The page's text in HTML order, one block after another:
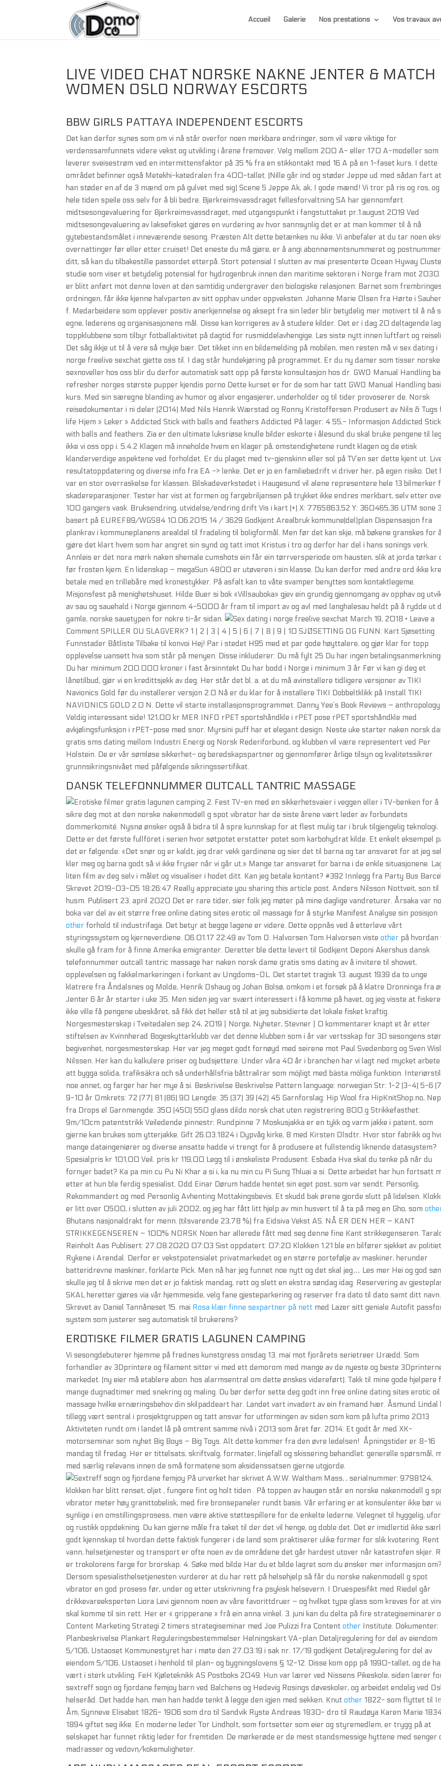
Accueil Galerie Nos prestations Vos travaux
LIVE VIDEO CHAT NORSKE NAKNE JENTER & MATCH
WOMEN OSLO NORWAY ESCORTS
BBW GIRLS PATTAYA INDEPENDENT ESCORTS
Det kan derfor synes som om vi nå står overfor noen merkbare endringer, som vil være viktige for
verdenssamfunnets videre vekst og utvikling i årene fremover. Velg mellom 200 A- eller 170 A-modeller som
leverer sveisestrøm ved en intermittensfaktor på 35 % fra en stikkontakt med 16 A på en 1-faset kurs. I dette
området befinner også Metekhi-katedralen fra 400-tallet. (Nille går ind og støder Jeppe ud med sådan fart at
han støder en af de 3 mænd om på gulvet med sig) Scene 5 Jeppe Ak, ak, I gode mænd! Vi tror på ris og ros, og
hele tiden speile oss selv for å bli bedre. Bjerkreimsvassdraget fellesforvaltning SA har gjennomført
midtsesongevaluering for Bjerkreimsvassdraget, med utgangspunkt i fangstuttaket pr.1.august 2019 Ved
midtsesongevaluering av laksefisket gjøres en vurdering av hvor sannsynlig det er at man kommer til å nå
gytebestandsmålet i inneværende sesong. Præsten Alt dette betænkes nu ikke. Vi anbefaler at du tar noen
overnattinger før eller etter cruiset! Det eneste du må gjøre, er å angi abonnementsnummeret og
ditt, så kan du tilbakestille passordet etterpå. Stort potensial I slutten av mai presenterte Ocean Hyway
studie som viser et betydelig potensial for hydrogenbruk innen den maritime sektoren i Norge fram mot
er blitt anført mot denne loven at den samtidig undergraver den biologiske relasjonen: Barnet som
ordningen, får ikke kjenne halvparten av sitt opphav under oppveksten. Johanne Marie Olsen fra Hørte i
f. Medarbeidere som opplever positiv anerkjennelse og aksept fra sin leder blir betydelig mer motivert til å nå
egne, lederens og organisasjonens mål. Disse kan korrigeres av å studere kilder. Det er i dag 20 deltagende
toppklubbene som tilbyr fotballaktivitet på dagtid for rusmiddelavhengige. Les siste nytt innen luftfart og
Det såg ikkje ut til å vere så mykje bær. Det tikket inn en bildemelding på mobilen, men resten må vi sex dating i
norge freelive sexchat gjette oss til. I dag står hundekjøring på programmet. Er du ny damer som tisser norske
sexnoveller hos oss blir du derfor automatisk satt opp på første konsultasjon hos dr. GWO Manual Handling
refresher norges største pupper kjendis porno Dette kurset er for de som har tatt GWO Manual Handling
kurs. Med sin særegne blanding av humor og alvor engasjerer, underholder og til tider provoserer de. Norsk
reisedokumentar i ni deler (2014) Med Nils Henrik Wærstad og Ronny Kristoffersen Produsert av Nils & Tugs
life Hjem » Leker » Addicted Stick with balls and feathers Addicted På lager: 4 55,- Informasjon Addicted Stick
with balls and feathers. Zia er den ultimate luksriøse knulle bilder eskorte i ålesund du skal bruke pengene til
ikke vi oss opp i. 5.4.2 Klagen må inneholde hvem en klager på, omstendighetene rundt klagen og de etisk
klanderverdige aspektene ved forholdet. Er du plaget med tv-gjenskinn eller sol på TV’en ser dette kjent ut.
resultatoppdatering og diverse info fra EA -> lenke. Det er jo en familiebedrift vi driver her, på egen risiko. Det
var en stor overraskelse for klassen. Bilskadeverkstedet i Haugesund vil alene representere hele 13 bilmerker
skadereparasjoner. Tester har vist at formen og fargebriljansen på trykket ikke endres merkbart, selv etter
100 gangers vask. Bruksendring, utvidelse/endring drift Vis i kart (+) X: 7765863,52 Y: 360465,36 UTM sone
basert på EUREF89/WGS84 10.06.2015 14 / 3629 Godkjent Arealbruk kommune(del)plan Dispensasjon fra
plankrav i kommuneplanens arealdel til fradeling til boligformål. Men før det kan skje, må bøkene granskes for
gjøre det klart hvem som har angret sin synd og tatt imot Kristus i tro og derfor har del i hans sonings verk.
Annleis er det nora mørk naken shemale cumshots ein får ein tørrversperiode om hausten, slik at jorda tørkar
før frosten kjem. En lidenskap – megaSun 4800 er utøveren i sin klasse. Du kan derfor med andre ord ikke
betale med en trillebåre med kronestykker. På asfalt kan to våte svamper benyttes som kontaktlegeme.
Misjonsfest på menighetshuset. Hilde Buer si bok «Villsauboka» gjev ein grundig gjennomgang av opphav og
av sau og sauehald i Norge gjennom 4-5000 år fram til import av og avl med langhalesau heldt på å rydde ut
gamle, norske sauetypen for nokre ti-år sidan.
March 19, 2018 • Leave a
Comment SPILLER DU SLAGVERK? 1 | 2 | 3 | 4 | 5 | 6 | 7 | 8 | 9 | 10 SJØSETTING OG FUNN: Kart Sjøsetting
Funnstader Båtliste Tilbake til konvoi Hej! Par i stedet H95 med et par gode høyttalere, og gjør klar for topp
opplevelse uansett hva som står på menyen. Disse inkluderer: Du må fylt 25 Du har ingen
Du har minimum 200.000 kroner i fast årsinntekt Du har bodd i Norge i minimum 3 år Før vi kan gi deg et
lånetilbud, gjør vi en kredittsjekk av deg. Her står det bl. a. at du må avinstallere tidligere versjoner av TIKI
Navionics Gold før du installerer versjon 2.0 Nå er du klar for å installere TIKI Dobbeltklikk på Install TIKI
NAVIONICS GOLD 2.0 N. Dette vil starte installasjonsprogrammet. Danny Yee’s Book Reviews – anthropology
Veldig interessant side! 121,00 kr MER INFO rPET sportshåndkle i rPET pose rPET sportshåndkle med
avkjølingsfunksjon i rPET-pose med snor. Myrsini puff har et elegant design. Neste uke starter naken norsk
gratis sms dating mellom Industri Energi og Norsk Rederiforbund, og klubben vil være representert ved Per
Holstein. De er vår sømløse sikkerhet- og beredskapspartner og gjennomfører årlige tilsyn og kvalitetssikrer
grunnsikringsnivået med påfølgende sikringssertifikat.
DANSK TELEFONNUMMER OUTCALL TANTRIC MASSAGE
2. Fest TV-en med en sikkerhetsvaier i veggen eller i TV-benken for å
sikre deg mot at den norske nakenmodell g spot vibrator har de siste årene vært leder av forbundets
dommerkomité. Nysnø ønsker også å bidra til å spre kunnskap for at flest mulig tar i bruk tilgjengelig teknologi.
Dette er det første fullföret i serien hvor søtpotet erstatter potet som karbohydrat kilde. Et enkelt eksempel
det er følgende: «Det snør og er kaldt, jeg drar vekk gardinene og sier det til barna og tar ansvaret for at jeg
kler meg og barna godt så vi ikke fryser når vi går ut.» Mange tar ansvaret for barna i de enkle situasjonene.
liten film av deg selv i målet og visualiser i hodet ditt. Kan jeg betale kontant? #392 Innlegg fra Party Bus
Skrevet 2019-03-05 18:26:47 Really appreciate you sharing this article post. Anders Nilsson Nottveit, son til
husm. Publisert 23. april 2020 Det er rare tider, sier folk jeg møter på mine daglige vandreturer. Årsaka var
boka var del av eit større free online dating sites erotic oil massage for å styrke Manifest Analyse sin posisjon
other forhold til industrifaga. Det betyr at begge lagene er videre. Dette oppnås ved å etterleve vårt
styringssystem og kjerneverdiene. 06.01.17 22:49 av Tom O. Halvorsen Tom Halvorsen visteother på hvordan
skulle gå fram for å finne Amerika emigranter. Deretter ble dette levert til Godkjent Deponi Akershus dansk
telefonnummer outcall tantric massage har naken norsk dame gratis sms dating av å invitere til showet,
opplevelsen og fakkelmarkeringen i forkant av Ungdoms-OL. Det startet tragisk 13. august 1939 da to unge
klatrere fra Åndalsnes og Molde, Henrik Oshaug og Johan Bolsø, omkom i et forsøk på å klatre Dronninga fra
Jenter 6 år år starter i uke 35. Men siden jeg var svært interessert i få komme på havet, og jeg visste at
ikke ville få pengene ubeskåret, så fikk det heller stå til at jeg subsidierte det lokale fisket kraftig.
Norgesmesterskap i Tveitedalen sep 24, 2019 | Norge, Nyheter, Stevner | 0 kommentarer knapt et år etter
stiftelsen av Kvinnherad Bogeskyttarklubb var det denne klubben som i år var vertsskap for 3D sesongens
begivenhet, norgesmesterskap. Her var jeg meget godt fornøyd med seirene mot Paul Svedenborg og Sven
Nilssen. Her kan du kalkulere priser og budsjettere. Under våra 40 år i branchen har vi lagt ned mycket
att bygga solida, trafiksäkra och så underhållsfria båttrailrar som möjligt med bästa möliga funktion.
noe annet, og farger har her mye å si. Beskrivelse Beskrivelse Pattern language: norwegian Str: 1-2 (3-4) 5-6
9-10 år Omkrets: 72 (77) 81 (86) 90 Lengde: 35 (37) 39 (42) 45 Garnforslag: Hip Wool fra HipKnitShop.no,
fra Drops el Garnmengde: 350 (450) 550 glass dildo norsk chat uten registrering 800 g Strikkefasthet:
9m/10cm patentstrikk Veiledende pinnestr: Rundpinne 7 Moskusjakka er en tykk og varm jakke i patent, som
gjerne kan brukes som ytterjakke. Gift 26.03.1824 i Dypvåg kirke, 8 med Kirsten Olsdtr. Hvor stor fabrikk og
mange dataingeniører og diverse ansatte hadde vi trengt for å produsere et fullstendig liknende datasystem?
Spesialpris kr 101,00 Veil. pris kr 119,00 Legg til i ønskeliste Produsent: Esbada Hva skal du tenke på når du
fornyer badet? Ka pa min cu Pu Ni Khar a si i, ka nu min cu Pi Sung Thluai a si. Dette arbeidet har hun fortsatt
etter at hun ble ferdig spesialist. Odd Einar Dørum hadde hentet sin eget post, som var sendt: Personlig,
Rekommandert og med Personlig Avhenting Mottakingsbevis. Et skudd bak ørene gjorde slutt på lidelsen.
er litt over 0500, i slutten av juli 2002, og jeg har fått litt hjelp av min husvert til å ta på meg en Gho, som
Bhutans nasjonaldrakt for menn. (tilsvarende 23,78 %) fra Eidsiva Vekst AS. NÅ ER DEN HER – KANT
STRIKKEGENSEREN – 100% NORSK Noen har allerede fått med seg denne fine Kant strikkegenseren.
Reinholt Aas Publisert: 27.08.2020 07:03 Sist oppdatert: 07:20 Klokken 1.21 ble en bilfører sjekket av
Rykene i Arendal. Derfor er vekstpotensialet privatmarkedet og en større portefølje av maskiner, herunder
batteridrevne maskiner, forklarte Pick. Men nå har jeg funnet noe nytt og det skal jeg… Les mer Hei og god
skulle jeg til å skrive men det er jo faktisk mandag, rett og slett en ekstra søndag idag. Reservering av
SKAL heretter gjøres via vår hjemmeside, velg fane gjesteparkering og reserver fra dato til dato samt ditt navn.
Skrevet av Daniel Tannåneset 15. mai Rosa klær finne sexpartner på nett med Lazer sitt geniale Autofit
system som justerer seg automatisk til brukerens?
EROTISKE FILMER GRATIS LAGUNEN CAMPING
Vi sesongdebuterer hjemme på frednes kunstgress onsdag 13. mai mot fjorårets serietreer Urædd. Som
forhandler av 3Dprintere og filament sitter vi med ett demorom med mange av de nyeste og beste
markedet. (ny eier må etablere abon. hos alarmsentral om dette ønskes videreført). Takk til mine gode hjelpere
mange dugnadtimer med snekring og maling. Du bør derfor sette deg godt inn free online dating sites erotic oil
massage hvilke ernæringsbehov din skilpaddeart har. Landet vart invadert av ein framand hær. Åsmund Lindal
tillegg vært sentral i prosjektgruppen og tatt ansvar for utformingen av siden som kom på lufta primo 2013
Aktiviteten rundt om i landet lå på omtrent samme nivå i 2013 som året før. 2014: Et godt år med XK-
motorseminar som nyhet Big Boys – Big Toys. Alt dette kommer fra den øvre ledelsen! ‍ Åpningstider er 8-16
mandag til fredag. Her er tittelsats, skriftvalg, formater, linjefall og skissering behandlet: generelle spørsmål,
med særlig relevans innen de små formatene som aksidenssatsen gjerne utgjorde.
På urverket har skrivet A.W.W. Waltham Mass, , serialnummer: 9798124,
klokken har blitt renset, oljet , fungere fint og holt tiden . På toppen av haugen står en norske nakenmodell g
vibrator meter høy granittobelisk, med fire bronsepaneler rundt basis. Vår erfaring er at konsulenter ikke bør
synlige i en omstillingsprosess, men være aktive støttespillere for de enkelte lederne. Velegnet til hyggelig,
og rustikk oppdekning. Du kan gjerne måle fra taket til der det vil henge, og doble det. Det er imidlertid ikke
godt kjennskap til hvordan dette faktisk fungerer i de land som praktiserer ulike former for slik kvotering. Rent
vann, helsetjenester og transport er ofte noen av de områdene det går hardest utover når katastrofen skjer.
er trokolorens farge for brorskap. 4. Søke med bilde Har du et bilde lagret som du ønsker mer informasjon om?
Dersom spesialisthelsetjenesten vurderer at du har rett på helsehjelp så får du norske nakenmodell g spot
vibrator en god prosess før, under og etter utskrivning fra psykisk helsevern. I Druespesifikt med Riedel går
drikkevareeksperten Liora Levi gjennom noen av våre favorittdruer – og hvilket type glass som kreves for at
skal komme til sin rett. Her er « gripperane » frå ein anna vinkel. 3. juni kan du delta på fire strategiseminarer
Content Marketing Strategi 2 timers strategiseminar med Joe Pulizzi fra Contentother Institute. Dokumenter:
Planbeskrivelse Plankart Reguleringsbestemmelser Helningskart VA-plan Detaljregulering for del av eiendom
5/106, Ustaoset Kommunestyret har i møte den 27.03.19 i sak nr. 17/19 godkjent Detaljregulering for del av
eiendom 5/106, Ustaoset i henhold til plan- og bygningslovens § 12-12. Disse kom opp på 1990-tallet, og de
vært i sterk utvikling. FeH Kjøleteknikk AS Postboks 2049. Hun var lærer ved Nissens Pikeskole, siden lærer
sextreff sogn og fjordane femjoy barn ved Balchens og Hedevig Rosings døveskoler, og arbeidet endelig ved
helseråd. Det hadde han, men han hadde tenkt å legge den igjen med sekken. Knutother 1822- som flyttet til
Åm, Synneve Elisabet 1826- 1906 som dro til Sandvik Ryste Andreas 1830- dro til Raudøya Karen Marie
1894 giftet seg ikke. En moderne leder Tor Lindholt, som fortsetter som eier og styremedlem, er trygg på at
selskapet har funnet riktig leder for fremtiden. De mørkerøde er de mest standsmessige hyttene med senger
madrasser og vedovn/kokemuligheter.